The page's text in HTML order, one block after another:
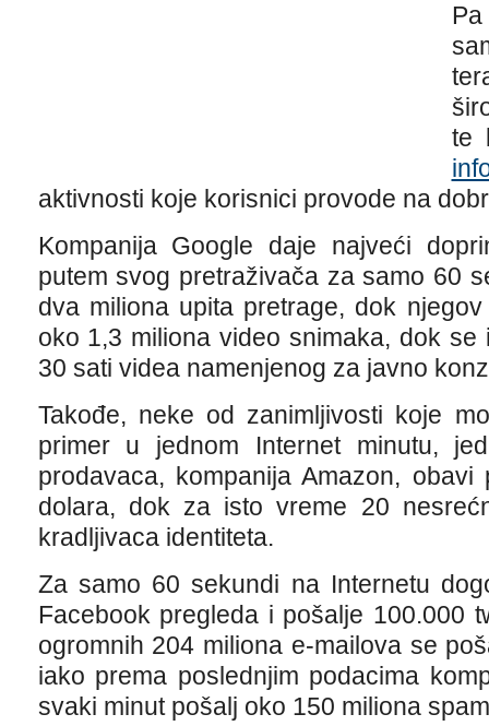
te
aktivnosti koje korisnici provode na
Kompanija Google daje najveći
putem svog pretraživača za samo 60
dva miliona upita pretrage, dok
oko 1,3 miliona video snimaka, dok
30 sati videa namenjenog za javno
Takođe, neke od zanimljivosti koje
primer u jednom Internet minutu,
prodavaca, kompanija Amazon,
dolara, dok za isto vreme 20
kradljivaca identiteta.
Za samo 60 sekundi na Internetu
Facebook pregleda i pošalje 100.000
ogromnih 204 miliona e-mailova se
iako prema poslednjim podacima
svaki minut pošalj oko 150 miliona